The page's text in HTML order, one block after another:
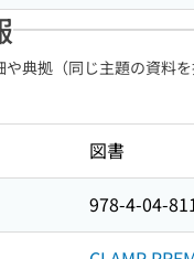
や典拠（同じ主題の資料
図書
978-4-04-